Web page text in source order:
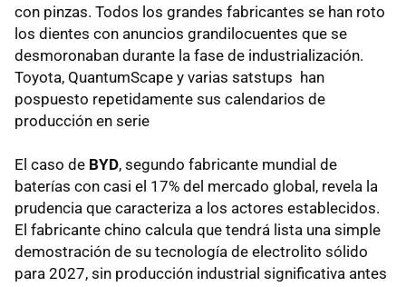
con pinzas. Todos los grandes fabricantes se han roto
los dientes con anuncios grandilocuentes que se
desmoronaban durante la fase de industrialización.
Toyota, QuantumScape y varias satstups han
pospuesto repetidamente sus calendarios de
producción en serie
El caso de BYD, segundo fabricante mundial de
baterías con casi el 17% del mercado global, revela la
prudencia que caracteriza a los actores establecidos.
El fabricante chino calcula que tendrá lista una simple
demostración de su tecnología de electrolito sólido
para 2027, sin producción industrial significativa antes